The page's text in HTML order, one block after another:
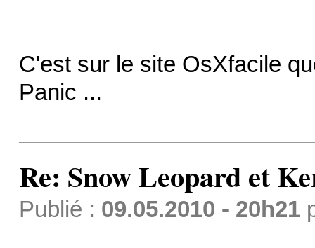
C'est sur le site OsXfacile
Panic ...
Re: Snow Leopard et
Publié : 09.05.2010 - 20h21